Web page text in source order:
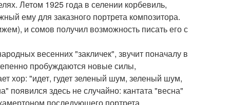
Летом 1925 года в селении корбевиль,
ему для заказного портрета композитора.
и сомов получил возможность писать его с
весенних "закличек", звучит поначалу в
пробуждаются новые силы,
хор: "идет, гудет зеленый шум, зеленый шум,
здесь не случайно: кантата "весна"